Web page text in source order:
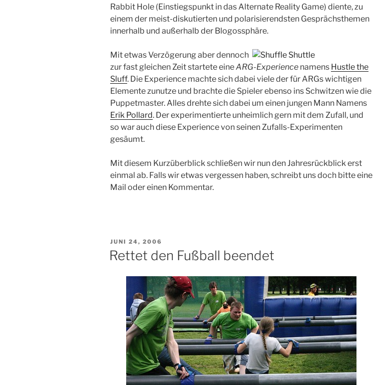
Rabbit Hole (Einstiegspunkt in das Alternate Reality Game) diente, zu
einem der meist-diskutierten und polarisierendsten Gesprächsthemen
innerhalb und außerhalb der Blogossphäre.
Mit etwas Verzögerung aber dennoch
zur fast gleichen Zeit startete eineARG-Experience namens Hustle the
Sluff. Die Experience machte sich dabei viele der für ARGs wichtigen
Elemente zunutze und brachte die Spieler ebenso ins Schwitzen wie die
Puppetmaster. Alles drehte sich dabei um einen jungen Mann Namens
Erik Pollard. Der experimentierte unheimlich gern mit dem Zufall, und
so war auch diese Experience von seinen Zufalls-Experimenten
gesäumt.
Mit diesem Kurzüberblick schließen wir nun den Jahresrückblick erst
einmal ab. Falls wir etwas vergessen haben, schreibt uns doch bitte eine
Mail oder einen Kommentar.
VERÖFFENTLICHT
AM
JUNI 24, 2006
Rettet den Fußball beendet